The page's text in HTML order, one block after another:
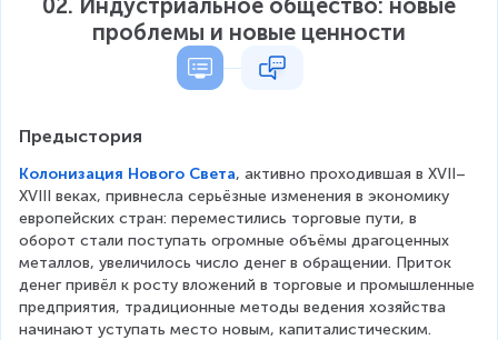
проблемы и новые ценности
Предыстория
Колонизация Нового Света, активно проходившая в XVII–
XVIII веках, привнесла серьёзные изменения в экономику
европейских стран: переместились торговые пути, в
оборот стали поступать огромные объёмы драгоценных
металлов, увеличилось число денег в обращении. Приток
денег привёл к росту вложений в торговые и промышленные
предприятия, традиционные методы ведения хозяйства
начинают уступать место новым, капиталистическим.